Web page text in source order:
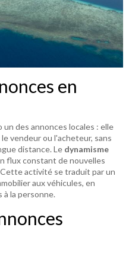
en
des annonces locales : elle
vendeur ou l'acheteur, sans
distance. Le dynamisme
flux constant de nouvelles
activité se traduit par un
aux véhicules, en
à la personne.